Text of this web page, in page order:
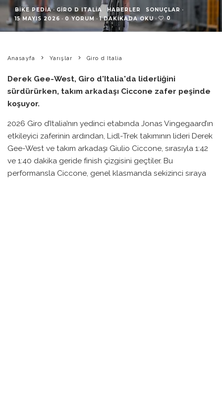
BIKE PEDIA · GIRO D ITALIA HABERLER SONUÇLAR ·
15 MAYIS 2026 · 0 YORUM · 1 DAKIKADA OKU · 0
Anasayfa Yarışlar Giro d Italia
Derek Gee-West, Giro d'Italia'da liderliğini
sürdürürken, takım arkadaşı Ciccone zafer peşinde
koşuyor.
2026 Giro d’Italia’nın yedinci etabında Jonas Vingegaard’ın
etkileyici zaferinin ardından, Lidl-Trek takımının lideri Derek
Gee-West ve takım arkadaşı Giulio Ciccone, sırasıyla 1:42
ve 1:40 dakika geride finish çizgisini geçtiler. Bu
performansla Ciccone, genel klasmanda sekizinci sıraya